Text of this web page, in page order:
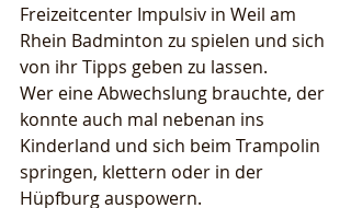
Freizeitcenter Impulsiv in Weil am
Rhein Badminton zu spielen und sich
von ihr Tipps geben zu lassen.
Wer eine Abwechslung brauchte, der
konnte auch mal nebenan ins
Kinderland und sich beim Trampolin
springen, klettern oder in der
Hüpfburg auspowern.